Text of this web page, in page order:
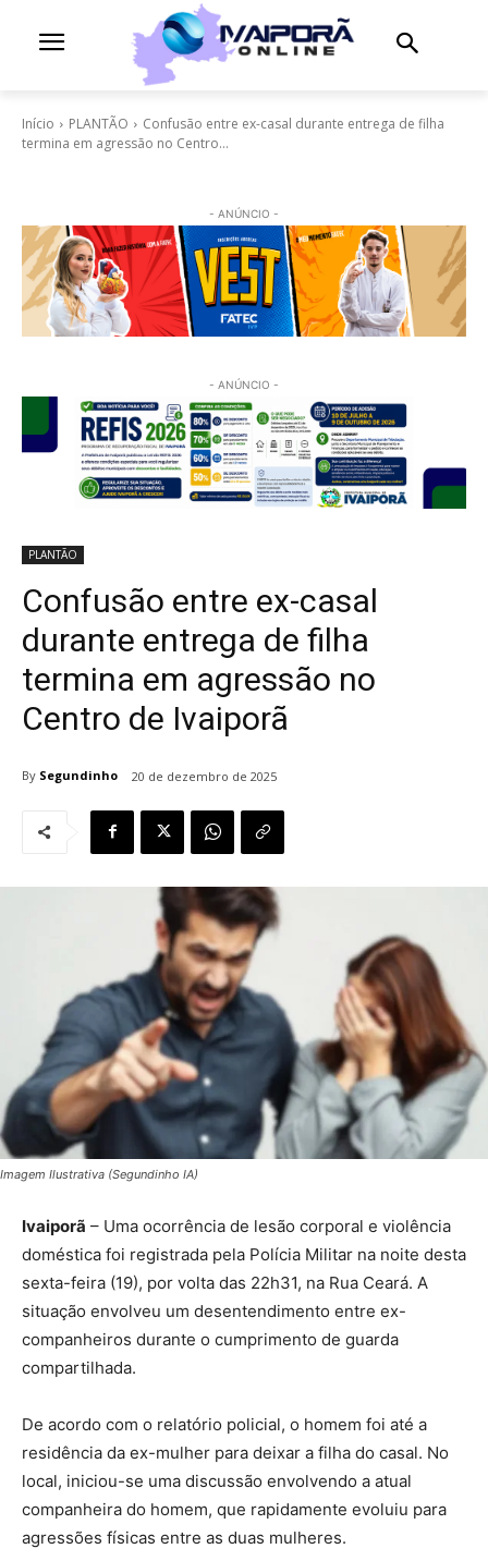
Início PLANTÃO
Confusão entre ex-casal durante entrega de filha
termina em agressão no Centro...
- ANÚNCIO -
- ANÚNCIO -
PLANTÃO
Confusão entre ex-casal
durante entrega de filha
termina em agressão no
Centro de Ivaiporã
By Segundinho 20 de dezembro de 2025
Imagem Ilustrativa (Segundinho IA)
Ivaiporã – Uma ocorrência de lesão corporal e violência
doméstica foi registrada pela Polícia Militar na noite desta
sexta-feira (19), por volta das 22h31, na Rua Ceará. A
situação envolveu um desentendimento entre ex-
companheiros durante o cumprimento de guarda
compartilhada.
De acordo com o relatório policial, o homem foi até a
residência da ex-mulher para deixar a filha do casal. No
local, iniciou-se uma discussão envolvendo a atual
companheira do homem, que rapidamente evoluiu para
agressões físicas entre as duas mulheres.